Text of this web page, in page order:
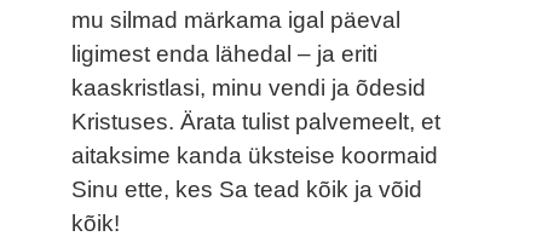
mu silmad märkama igal päeval
ligimest enda lähedal – ja eriti
kaaskristlasi, minu vendi ja õdesid
Kristuses. Ärata tulist palvemeelt, et
aitaksime kanda üksteise koormaid
Sinu ette, kes Sa tead kõik ja võid
kõik!